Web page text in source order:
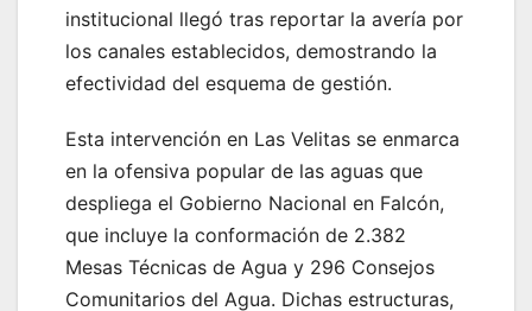
institucional llegó tras reportar la avería por
los canales establecidos, demostrando la
efectividad del esquema de gestión.
Esta intervención en Las Velitas se enmarca
en la ofensiva popular de las aguas que
despliega el Gobierno Nacional en Falcón,
que incluye la conformación de 2.382
Mesas Técnicas de Agua y 296 Consejos
Comunitarios del Agua. Dichas estructuras,